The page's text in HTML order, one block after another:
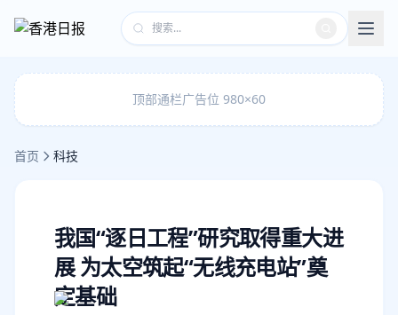
顶部通栏广告位 980×60
首页 科技
我国“逐日工程”研究取得重大进
展 为太空筑起“无线充电站”奠
定基础